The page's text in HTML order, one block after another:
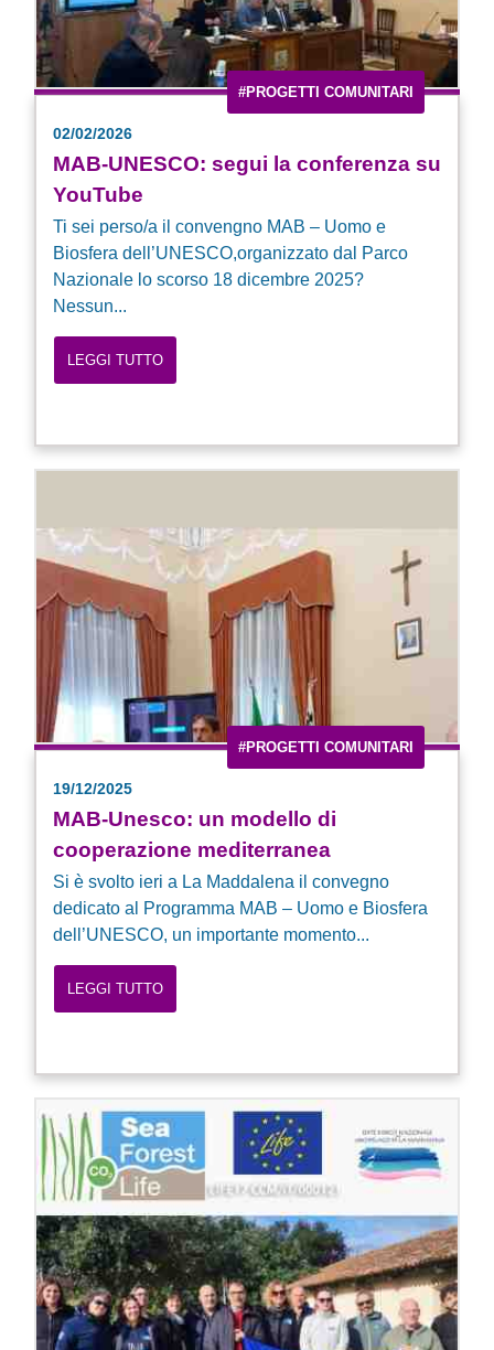
#PROGETTI COMUNITARI
02/02/2026
MAB-UNESCO: segui la conferenza su
YouTube
Ti sei perso/a il convengno MAB – Uomo e
Biosfera dell’UNESCO,organizzato dal Parco
Nazionale lo scorso 18 dicembre 2025?
Nessun...
LEGGI TUTTO
#PROGETTI COMUNITARI
19/12/2025
MAB-Unesco: un modello di
cooperazione mediterranea
Si è svolto ieri a La Maddalena il convegno
dedicato al Programma MAB – Uomo e Biosfera
dell’UNESCO, un importante momento...
LEGGI TUTTO